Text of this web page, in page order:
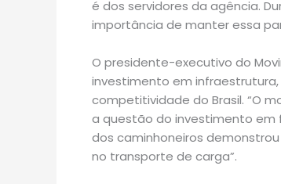
é dos servidores da agência.
importância de manter essa
O presidente-executivo do
investimento em
competitividade do Brasil. “O
a questão do investimento em
dos caminhoneiros
no transporte de carga”.